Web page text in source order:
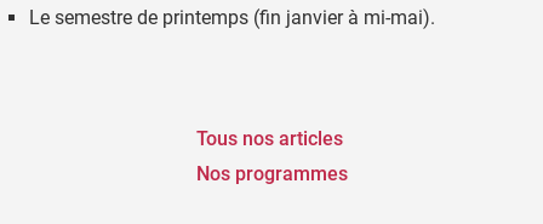
Le semestre de printemps (fin janvier à mi-mai).
Tous nos articles
Nos programmes